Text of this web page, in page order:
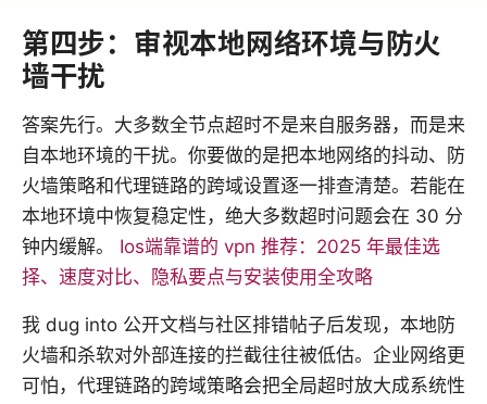
第四步：审视本地网络环境与防火
墙干扰
答案先行。大多数全节点超时不是来自服务器，而是来
自本地环境的干扰。你要做的是把本地网络的抖动、防
火墙策略和代理链路的跨域设置逐一排查清楚。若能在
本地环境中恢复稳定性，绝大多数超时问题会在 30 分
钟内缓解。 Ios端靠谱的 vpn 推荐：2025 年最佳选
择、速度对比、隐私要点与安装使用全攻略
我 dug into 公开文档与社区排错帖子后发现，本地防
火墙和杀软对外部连接的拦截往往被低估。企业网络更
可怕，代理链路的跨域策略会把全局超时放大成系统性